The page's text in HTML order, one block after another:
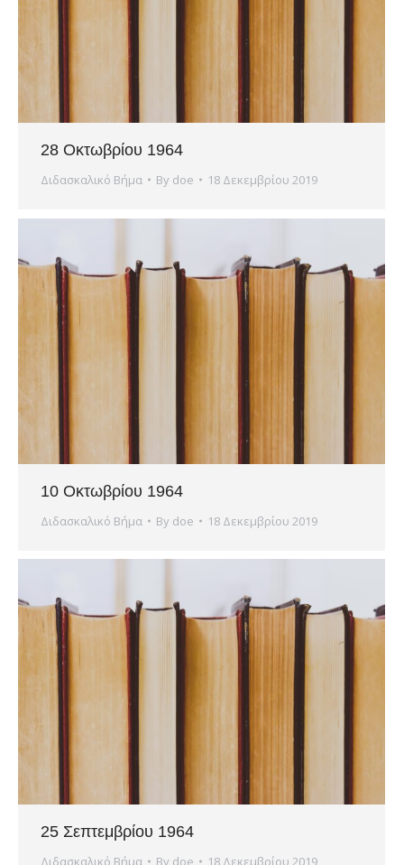
28 Οκτωβρίου 1964
Διδασκαλικό Βήμα By doe 18 Δεκεμβρίου 2019
10 Οκτωβρίου 1964
Διδασκαλικό Βήμα By doe 18 Δεκεμβρίου 2019
25 Σεπτεμβρίου 1964
Διδασκαλικό Βήμα By doe 18 Δεκεμβρίου 2019